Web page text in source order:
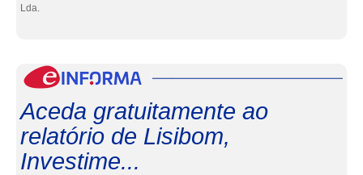
Lda.
Aceda gratuitamente ao
relatório de Lisibom,
Investime...